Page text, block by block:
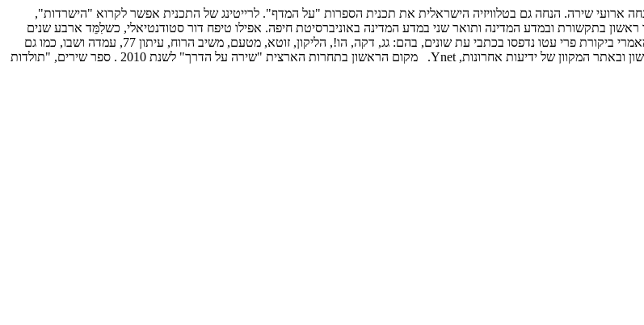
שירה. הנחה גם בטלוויזיה הישראלית את תכנית הספרות "על המדף". לרייטינג של התכנית אפשר לקרוא "הישרדות",
בתקשורת ובמדע המדינה ותואר שני במדע המדינה באוניברסיטת חיפה. אפילו טיפח דור סטודנטיאלי, כשלִמֵּד ארבע שנים
אודות המערכת הפוליטית הישראלית. התוצאות לא משהו, מתחוור. שיריו, תרגומיו ומאמרי ביקורת פרי עטו נדפסו בכתבי עת שונים, בהם: גג, דקה, הו!, הליקון, זוטא, מטעם, משיב הרוח, עיתון 77, עמדה ושבו, כמו גם
במוסף לתרבות וספרות של הארץ, במוסף ספרים של הארץ, במוספי מעריב ומקור ראשון ובאתר המקוון של ידיעות אחרונות, Ynet. מקום הראשון בתחרות הארצית "שירה על הדרך" לשנת 2010 . ספר שירים, "תולדות